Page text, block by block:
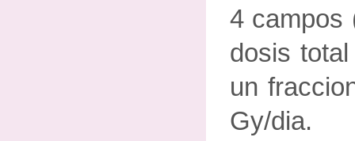
4 campos
dosis
un
Gy/dia.